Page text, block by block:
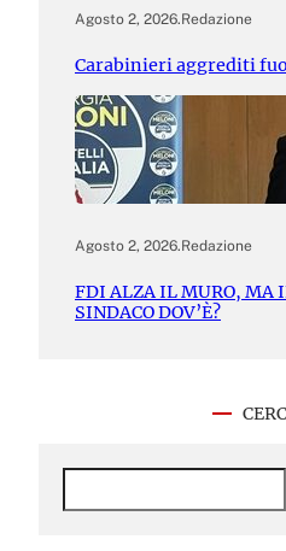
Agosto 2, 2026.Redazione
Carabinieri aggrediti
Agosto 2, 2026.Redazione
FDI ALZA IL MURO, MA
SINDACO DOV’È?
S